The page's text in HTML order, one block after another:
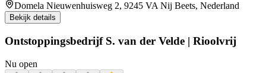
Domela Nieuwenhuisweg 2, 9245 VA Nij Beets, Nederland
Bekijk details
Ontstoppingsbedrijf S. van der Velde | Rioolvrij
Nu open